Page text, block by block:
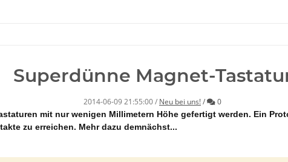
Superdünne Magnet-
2014-06-09 21:55:00/ Neu bei uns!/ Kommentare
0
mit nur wenigen Millimetern Höhe gefertigt werden. Ein
zu erreichen. Mehr dazu demnächst...